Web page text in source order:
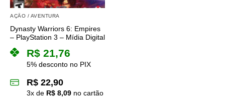
AÇÃO / AVENTURA
Dynasty Warriors 6: Empires
– PlayStation 3 – Mídia Digital
R$ 21,76
5% desconto no PIX
R$ 22,90
3x de R$ 8,09 no cartão